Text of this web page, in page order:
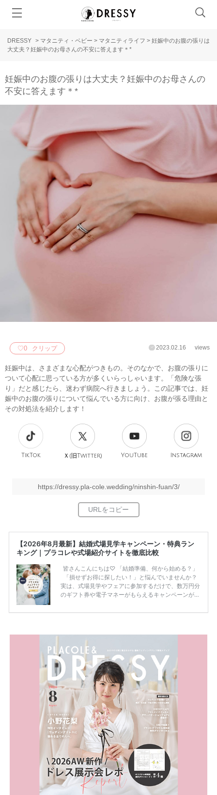
DRESSY > マタニティ・ベビー > マタニティライフ > 妊娠中のお腹の張りは
大丈夫？妊娠中のお母さんの不安に答えます＊*
妊娠中のお腹の張りは大丈夫？妊娠中のお母さんの
不安に答えます＊*
♡0 クリップ 2023.02.16 views
妊娠中は、さまざまな心配がつきもの。そのなかで、お腹の張りに
ついて心配に思っている方が多くいらっしゃいます。「危険な張
り」だと感じたら、迷わず病院へ行きましょう。この記事では、妊
娠中のお腹の張りについて悩んでいる方に向け、お腹が張る理由と
その対処法を紹介します！
TikTok Ｘ(旧Twitter) YouTube Instagram
https://dressy.pla-cole.wedding/ninshin-fuan/3/
【2026年8月最新】結婚式場見学キャンペーン・特典ラン
キング｜プラコレや式場紹介サイトを徹底比較
皆さんこんにちは♡ 「結婚準備、何から始める？」
「損せずお得に探したい！」と悩んでいませんか？
実は、式場見学やフェアに参加するだけで、数万円分
のギフト券や電子マネーがもらえるキャンペーンがあ
ため、比較せずに選ぶと損をしてしまうことも……。
内容：特典金額・条件・応募方法・注意点 「どこが
一番お得？」「プラコレの特典は？」といった疑問も
解決します。 まずは診断で候補を絞れる「ウェディ
ング診断」か、体験型 […]
続きを読む